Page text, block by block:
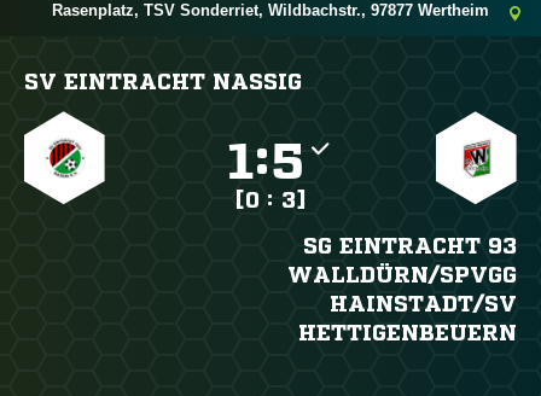
Rasenplatz, TSV Sonderriet, Wildbachstr., 97877 Wertheim
SV EINTRACHT NASSIG
:
[0 : 3]
SG EINTRACHT 93
WALLDÜRN/​SPVGG
HAINSTADT/​SV
HETTIGENBEUERN